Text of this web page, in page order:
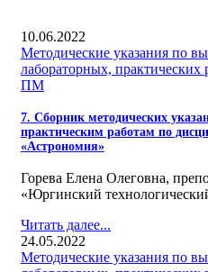
10.06.2022
Методические указания по
лабораторных, практических
ПМ
7. Сборник методических
практическим работам по
«Астрономия»
Горева Елена Олеговна,
«Юргинский
Читать далее...
24.05.2022
Методические указания по